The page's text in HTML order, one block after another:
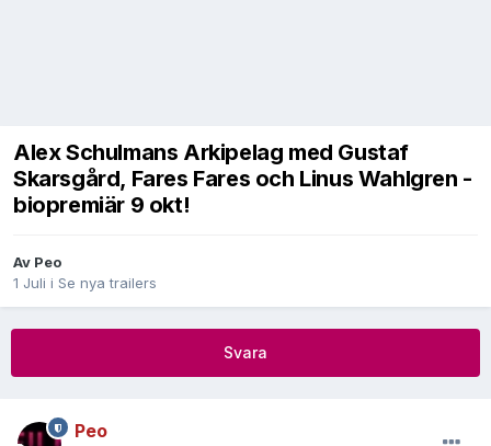
Alex Schulmans Arkipelag med Gustaf
Skarsgård, Fares Fares och Linus Wahlgren -
biopremiär 9 okt!
Av Peo
1 Juli i Se nya trailers
Svara
Peo